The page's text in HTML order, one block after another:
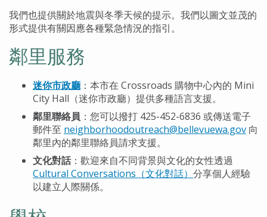
我們也提供關於地震與冬季天候的提示。我們以圖文並茂的
形式提供有關因應各種緊急情況的指引。
鄰里服務
迷你市政廳：本市在 Crossroads 購物中心內的 Mini
City Hall（迷你市政廳）提供多種語言支援。
鄰里聯絡員 ：您可以撥打 425-452-6836 或傳送電子
郵件至 neighborhoodoutreach@bellevuewa.gov 向
鄰里內的鄰里聯絡員請求支援。
文化對話：歡迎來自不同背景與文化的女性透過
Cultural Conversations（文化對話） 分享個人經驗
以建立人際關係。